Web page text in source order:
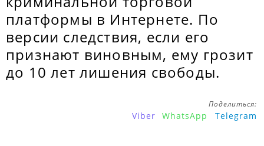
платформы в Интернете. По
версии следствия, если его
признают виновным, ему грозит
до 10 лет лишения свободы.
Поделиться:
Viber WhatsApp Telegram